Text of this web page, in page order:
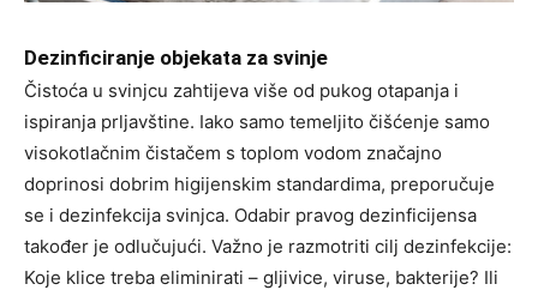
Dezinficiranje objekata za svinje
Čistoća u svinjcu zahtijeva više od pukog otapanja i
ispiranja prljavštine. Iako samo temeljito čišćenje samo
visokotlačnim čistačem s toplom vodom značajno
doprinosi dobrim higijenskim standardima, preporučuje
se i dezinfekcija svinjca. Odabir pravog dezinficijensa
također je odlučujući. Važno je razmotriti cilj dezinfekcije:
Koje klice treba eliminirati – gljivice, viruse, bakterije? Ili